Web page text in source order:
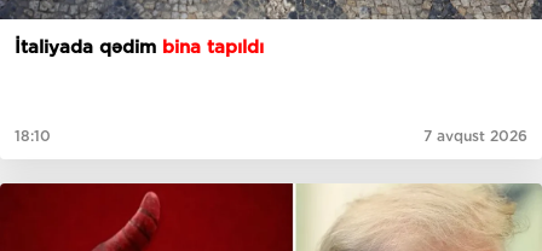
İtaliyada qədim bina tapıldı
18:10 7 avqust 2026